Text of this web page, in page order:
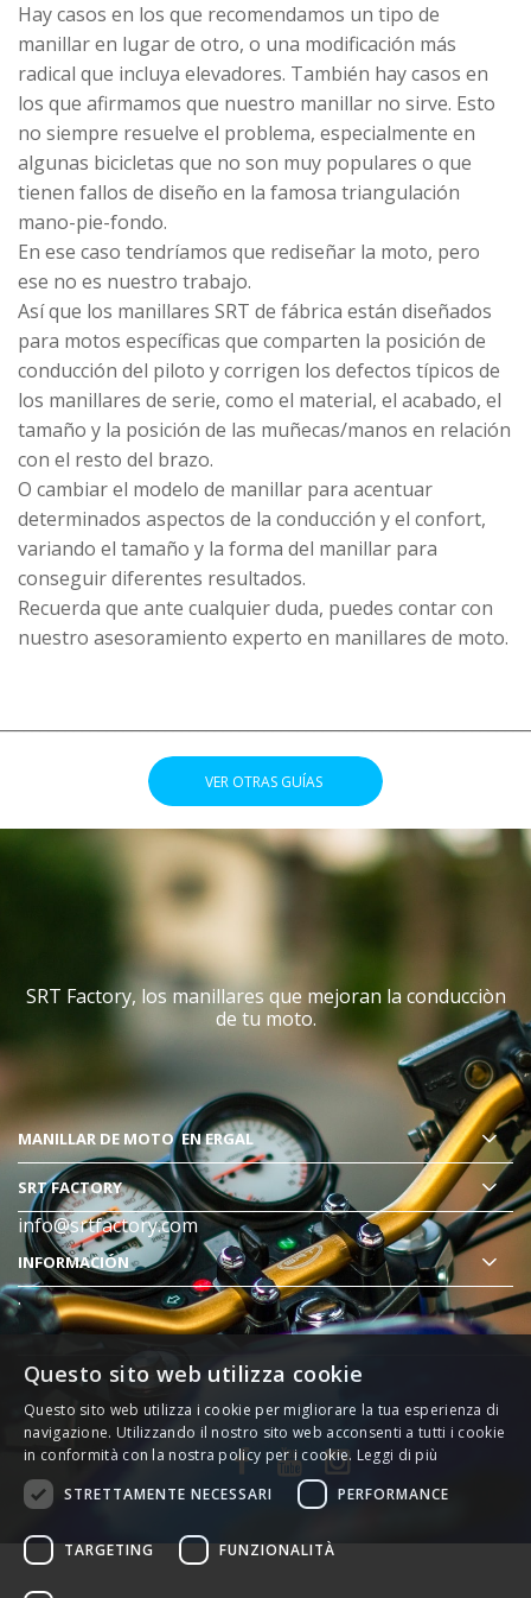
Hay casos en los que recomendamos un tipo de
manillar en lugar de otro, o una modificación más
radical que incluya elevadores. También hay casos en
los que afirmamos que nuestro manillar no sirve. Esto
no siempre resuelve el problema, especialmente en
algunas bicicletas que no son muy populares o que
tienen fallos de diseño en la famosa triangulación
mano-pie-fondo.
En ese caso tendríamos que rediseñar la moto, pero
ese no es nuestro trabajo.
Así que los manillares SRT de fábrica están diseñados
para motos específicas que comparten la posición de
conducción del piloto y corrigen los defectos típicos de
los manillares de serie, como el material, el acabado, el
tamaño y la posición de las muñecas/manos en relación
con el resto del brazo.
O cambiar el modelo de manillar para acentuar
determinados aspectos de la conducción y el confort,
variando el tamaño y la forma del manillar para
conseguir diferentes resultados.
Recuerda que ante cualquier duda, puedes contar con
nuestro asesoramiento experto en manillares de moto.
VER OTRAS GUÍAS
SRT Factory, los manillares que mejoran la conducciòn
de tu moto.
MANILLAR DE MOTOEN ERGAL
SRT FACTORY
info@srtfactory.com
INFORMACIÓN
.
Questo sito web utilizza cookie
Questo sito web utilizza i cookie per migliorare la tua esperienza di
navigazione. Utilizzando il nostro sito web acconsenti a tutti i cookie
in conformità con la nostra policy per i cookie. Leggi di più
STRETTAMENTE NECESSARI
PERFORMANCE
TARGETING FUNZIONALITÀ